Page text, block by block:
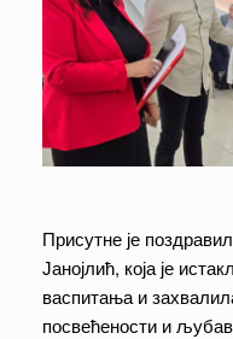
Присутне је
Јанојлић, која је
васпитања и
посвећености и